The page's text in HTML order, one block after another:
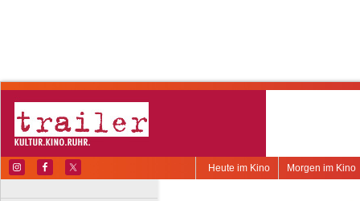
Morgen im Kino
Heute im Kino